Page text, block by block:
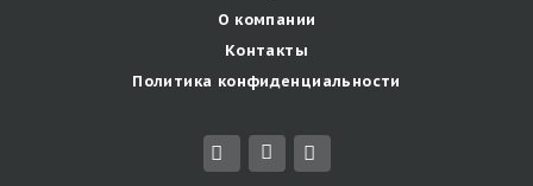
О компании
Контакты
Политика конфиденциальности